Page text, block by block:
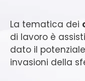
La tematica dei
di lavoro è
dato il
invasioni della